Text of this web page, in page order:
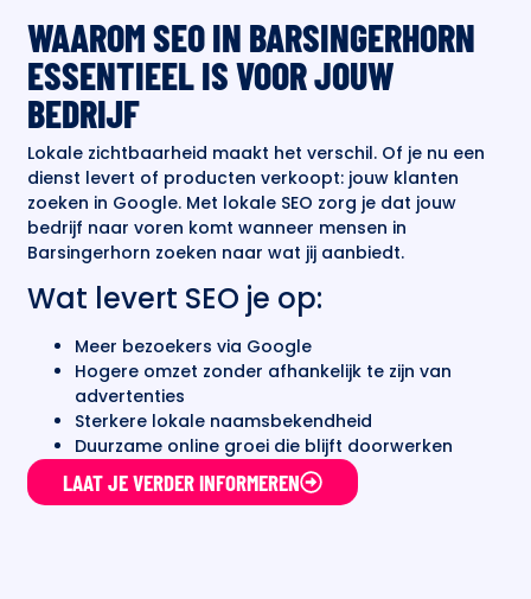
WAAROM SEO IN BARSINGERHORN
ESSENTIEEL IS VOOR JOUW
BEDRIJF
Lokale zichtbaarheid maakt het verschil. Of je nu een
dienst levert of producten verkoopt: jouw klanten
zoeken in Google. Met lokale SEO zorg je dat jouw
bedrijf naar voren komt wanneer mensen in
Barsingerhorn zoeken naar wat jij aanbiedt.
Wat levert SEO je op:
Meer bezoekers via Google
Hogere omzet zonder afhankelijk te zijn van
advertenties
Sterkere lokale naamsbekendheid
Duurzame online groei die blijft doorwerken
LAAT JE VERDER INFORMEREN